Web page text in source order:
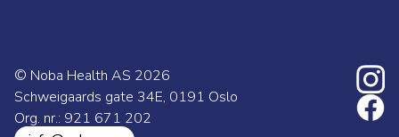
© Noba Health AS 2026
Schweigaards gate 34E, 0191 Oslo
Org. nr.: 921 671 202